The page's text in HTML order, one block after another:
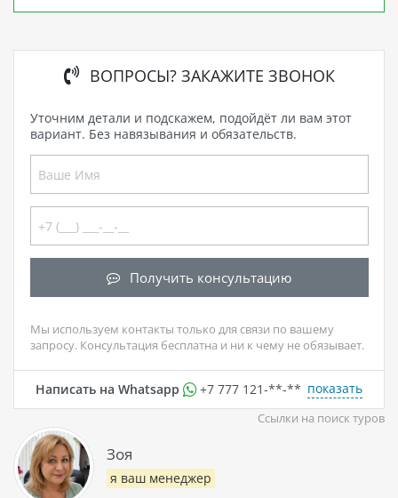
ВОПРОСЫ? ЗАКАЖИТЕ ЗВОНОК
Уточним детали и подскажем, подойдёт ли вам этот
вариант. Без навязывания и обязательств.
Получить консультацию
Мы используем контакты только для связи по вашему
запросу. Консультация бесплатна и ни к чему не обязывает.
Написать на Whatsapp +7 777 121-**-** показать
Ссылки на поиск туров
Зоя
я ваш менеджер